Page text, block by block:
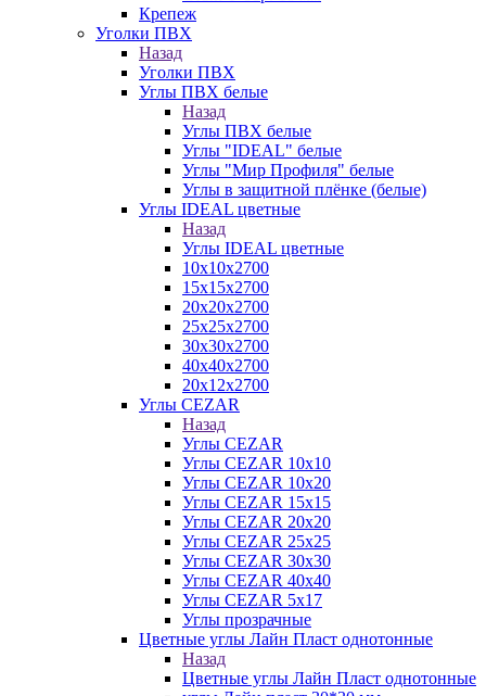
Крепеж
Уголки ПВХ
Назад
Уголки ПВХ
Углы ПВХ белые
Назад
Углы ПВХ белые
Углы "IDEAL" белые
Углы "Мир Профиля" белые
Углы в защитной плёнке (белые)
Углы IDEAL цветные
Назад
Углы IDEAL цветные
10х10х2700
15х15х2700
20х20х2700
25х25х2700
30х30х2700
40х40х2700
20х12х2700
Углы CEZAR
Назад
Углы CEZAR
Углы CEZAR 10х10
Углы CEZAR 10х20
Углы CEZAR 15х15
Углы CEZAR 20х20
Углы CEZAR 25х25
Углы CEZAR 30х30
Углы CEZAR 40х40
Углы CEZAR 5х17
Углы прозрачные
Цветные углы Лайн Пласт однотонные
Назад
Цветные углы Лайн Пласт однотонные